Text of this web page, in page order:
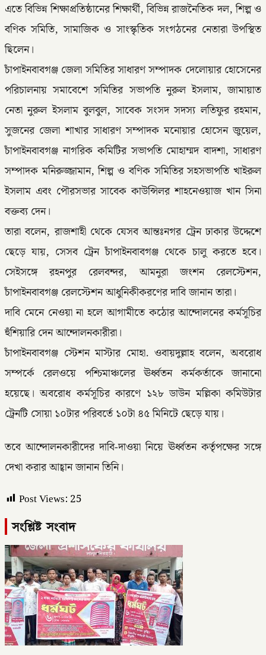
এতে বিভিন্ন শিক্ষাপ্রতিষ্ঠানের শিক্ষার্থী, বিভিন্ন রাজনৈতিক দল, শিল্প ও
বণিক সমিতি, সামাজিক ও সাংস্কৃতিক সংগঠনের নেতারা উপস্থিত
ছিলেন।
চাঁপাইনবাবগঞ্জ জেলা সমিতির সাধারণ সম্পাদক দেলোয়ার হোসেনের
পরিচালনায় সমাবেশে সমিতির সভাপতি নুরুল ইসলাম, জামায়াত
নেতা নুরুল ইসলাম বুলবুল, সাবেক সংসদ সদস্য লতিফুর রহমান,
সুজনের জেলা শাখার সাধারণ সম্পাদক মনোয়ার হোসেন জুয়েল,
চাঁপাইনবাবগঞ্জ নাগরিক কমিটির সভাপতি মোহাম্মদ বাদশা, সাধারণ
সম্পাদক মনিরুজ্জামান, শিল্প ও বণিক সমিতির সহসভাপতি খাইরুল
ইসলাম এবং পৌরসভার সাবেক কাউন্সিলর শাহনেওয়াজ খান সিনা
বক্তব্য দেন।
তারা বলেন, রাজশাহী থেকে যেসব আন্তঃনগর ট্রেন ঢাকার উদ্দেশে
ছেড়ে যায়, সেসব ট্রেন চাঁপাইনবাবগঞ্জ থেকে চালু করতে হবে।
সেইসঙ্গে রহনপুর রেলবন্দর, আমনুরা জংশন রেলস্টেশন,
চাঁপাইনবাবগঞ্জ রেলস্টেশন আধুনিকীকরণের দাবি জানান তারা।
দাবি মেনে নেওয়া না হলে আগামীতে কঠোর আন্দোলনের কর্মসূচির
হুঁশিয়ারি দেন আন্দোলনকারীরা।
চাঁপাইনবাবগঞ্জ স্টেশন মাস্টার মোহা. ওবায়দুল্লাহ বলেন, অবরোধ
সম্পর্কে রেলওয়ে পশ্চিমাঞ্চলের ঊর্ধ্বতন কর্মকর্তাকে জানানো
হয়েছে। অবরোধ কর্মসূচির কারণে ১২৮ ডাউন মল্লিকা কমিউটার
ট্রেনটি সোয়া ১০টার পরিবর্তে ১০টা ৪৫ মিনিটে ছেড়ে যায়।
তবে আন্দোলনকারীদের দাবি-দাওয়া নিয়ে ঊর্ধ্বতন কর্তৃপক্ষের সঙ্গে
দেখা করার আহ্বান জানান তিনি।
Post Views: 25
সংশ্লিষ্ট সংবাদ